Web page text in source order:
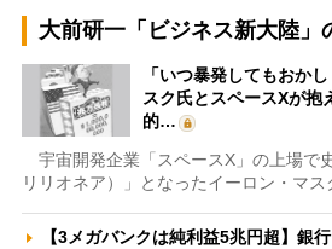
大前研一「ビジネス新大陸」
「いつ暴発してもおか
スク氏とスペースXが抱
的…
宇宙開発企業「スペースX」の上場で
リリオネア）」となったイーロン・マ
【3メガバンクは純利益5兆円超】銀